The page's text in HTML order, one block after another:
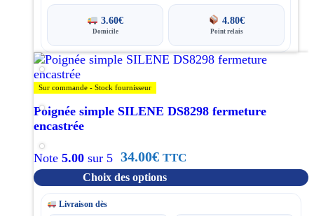
3.60€
Domicile
4.80€
Point relais
Sur commande - Stock fournisseur
Poignée simple SILENE DS8298 fermeture
encastrée
Note 5.00 sur 5 34.00€ TTC
Choix des options
Ce
produit
plusieurs
variations.
Les
options
peuvent
être
choisies
sur
Livraison dès